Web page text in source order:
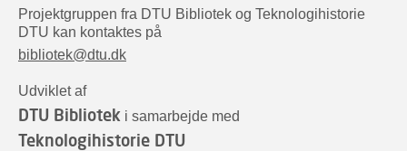
Projektgruppen fra DTU Bibliotek og Teknologihistorie
DTU kan kontaktes på
bibliotek@dtu.dk
Udviklet af
DTU Bibliotek i samarbejde med
Teknologihistorie DTU